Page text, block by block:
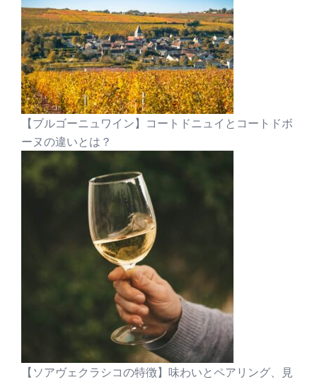
【ブルゴーニュワイン】コートドニュイとコートドボ
ーヌの違いとは？
【ソアヴェクラシコの特徴】味わいとペアリング、見